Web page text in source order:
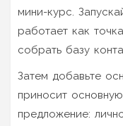
мини-курс.
работает как
собрать базу
Затем добавьте
приносит
предложение: